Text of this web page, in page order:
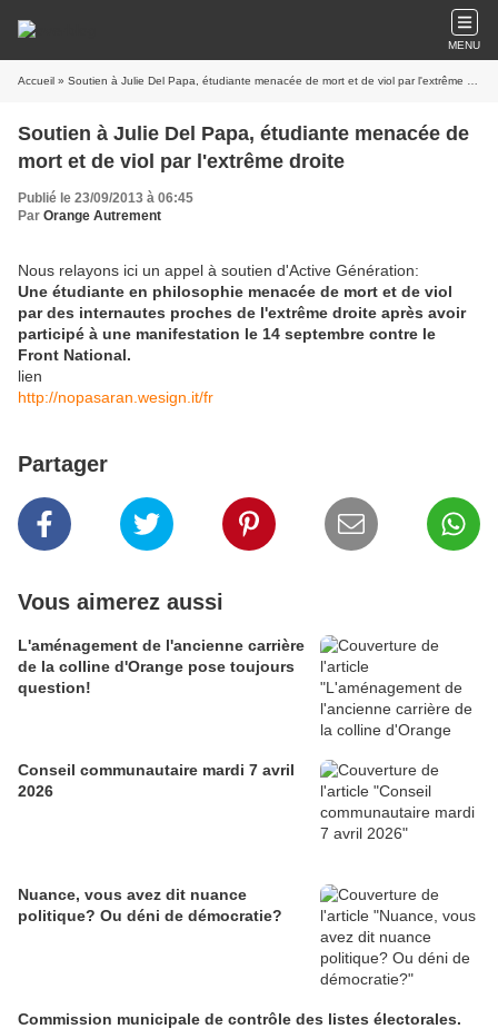
MENU
Accueil » Soutien à Julie Del Papa, étudiante menacée de mort et de viol par l'extrême droite
Soutien à Julie Del Papa, étudiante menacée de
mort et de viol par l'extrême droite
Publié le 23/09/2013 à 06:45
Par Orange Autrement
Nous relayons ici un appel à soutien d'Active Génération:
Une étudiante en philosophie menacée de mort et de viol
par des internautes proches de l'extrême droite après avoir
participé à une manifestation le 14 septembre contre le
Front National.
lien
http://nopasaran.wesign.it/fr
Partager
Vous aimerez aussi
L'aménagement de l'ancienne carrière
de la colline d'Orange pose toujours
question!
Conseil communautaire mardi 7 avril
2026
Nuance, vous avez dit nuance
politique? Ou déni de démocratie?
Commission municipale de contrôle des listes électorales.